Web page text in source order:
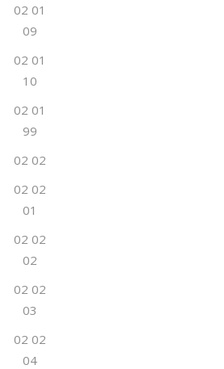
02 01
09
02 01
10
02 01
99
02 02
02 02
01
02 02
02
02 02
03
02 02
04